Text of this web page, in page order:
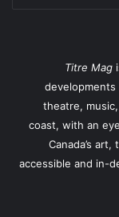
Titre Mag
developments
theatre,
coast, with an
Canada’s
accessible and in-